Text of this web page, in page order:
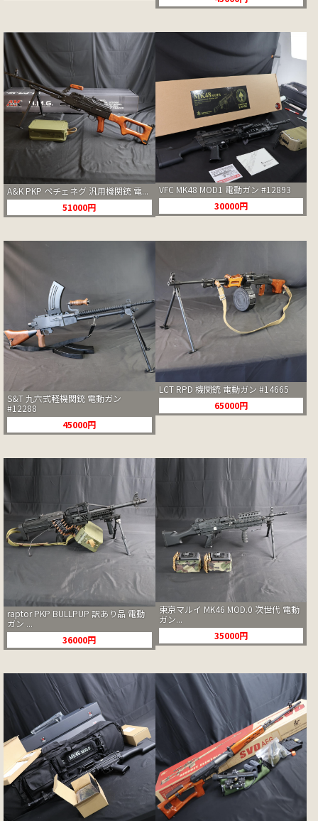
A&K PKP ペチェネグ 汎用機関銃 電...
51000円
VFC MK48 MOD1 電動ガン #12893
30000円
S&T 九六式軽機関銃 電動ガン
#12288
45000円
LCT RPD 機関銃 電動ガン #14665
65000円
raptor PKP BULLPUP 訳あり品 電動
ガン ...
36000円
東京マルイ MK46 MOD.0 次世代 電動
ガン...
35000円